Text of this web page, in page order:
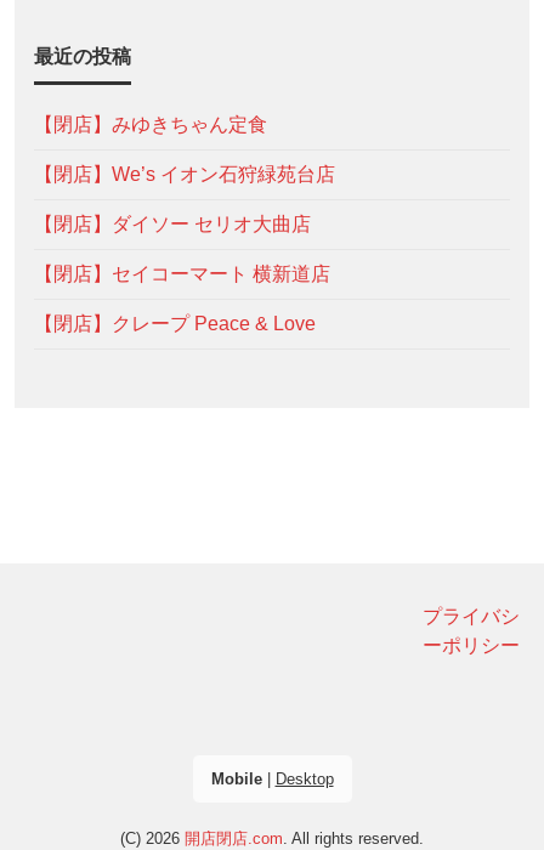
最近の投稿
【閉店】みゆきちゃん定食
【閉店】We’s イオン石狩緑苑台店
【閉店】ダイソー セリオ大曲店
【閉店】セイコーマート 横新道店
【閉店】クレープ Peace & Love
プライバシ
ーポリシー
Mobile| Desktop
(C) 2026 開店閉店.com. All rights reserved.